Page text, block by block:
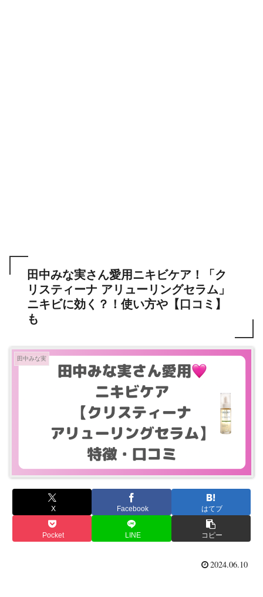
田中みな実さん愛用ニキビケア！「ク
リスティーナ アリューリングセラム」
ニキビに効く？！使い方や【口コミ】
も
田中みな実
X Facebook はてブ
Pocket LINE コピー
2024.06.10